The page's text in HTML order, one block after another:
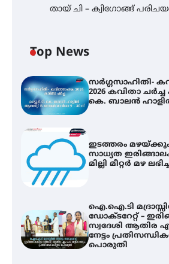
തായ് ചി – ക്വിഗോങ്ങ്
Top News
സർഗ്ഗസാഹിതി-
2026 കവിതാ ചർച്ച
കെ. ബാലൻ
ഇടത്തരം മഴയ്ക്കും
സാധ്യത
മില്ലി മീറ്റർ മഴ
ഐ.ഐ.ടി
ഡോക്ടറേറ്റ് –
സ്വദേശി ആതിര
നേട്ടം
പൊരുതി